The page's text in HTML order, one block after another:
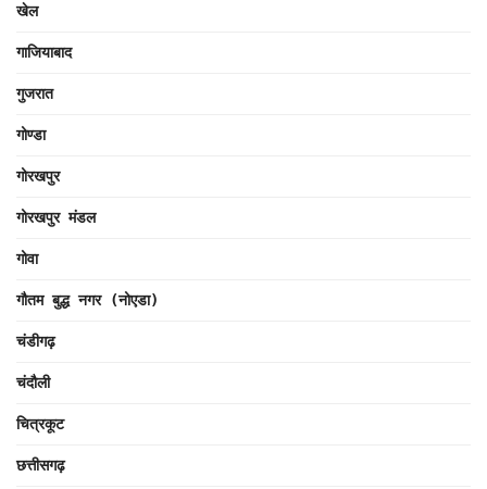
खेल
गाजियाबाद
गुजरात
गोण्डा
गोरखपुर
गोरखपुर मंडल
गोवा
गौतम बुद्ध नगर (नोएडा)
चंडीगढ़
चंदौली
चित्रकूट
छत्तीसगढ़